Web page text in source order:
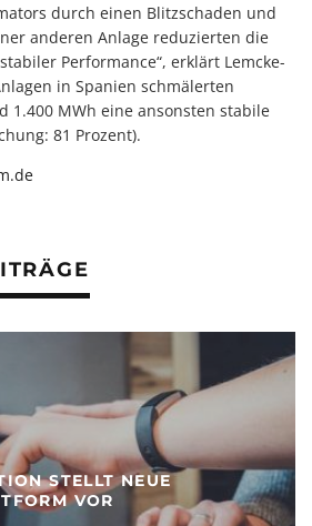
durch einen Blitzschaden und
anderen Anlage reduzierten die
Performance“, erklärt Lemcke-
in Spanien schmälerten
1.400 MWh eine ansonsten stabile
81 Prozent).
STELLT NEUE
VOR